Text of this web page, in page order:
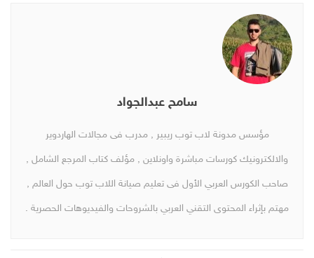
سامح عبدالجواد
مؤسس مدونة لاب توب ريبير , مدرب فى مجالات الهاردوير
والالكترونيك كورسات مباشرة واونلاين , مؤلف كتاب المرجع الشامل ,
صاحب الكورس العربي الأول فى تعليم صيانة اللاب توب حول العالم ,
مهتم بإثراء المحتوى التقني العربي بالشروحات والفيديوهات الحصرية .